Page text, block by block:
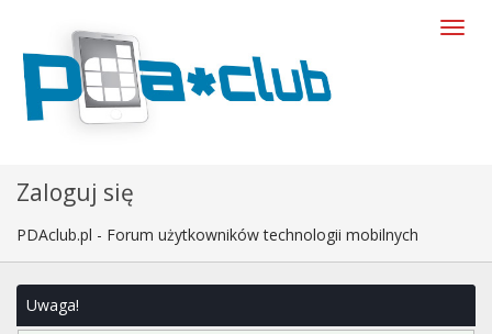
Zaloguj się
PDAclub.pl - Forum użytkowników technologii mobilnych
Uwaga!